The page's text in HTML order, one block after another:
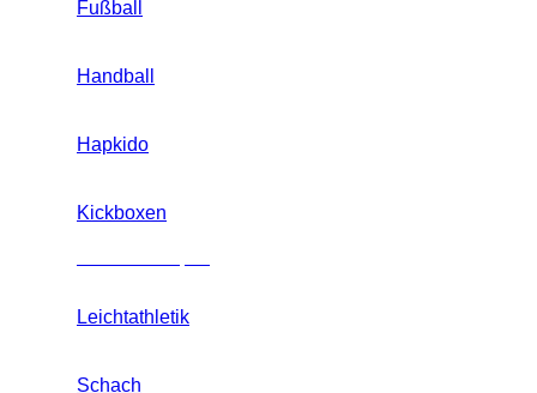
Fußball
Handball
Hapkido
Kickboxen
Leichtathletik
Schach